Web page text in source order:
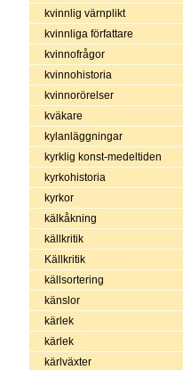
kvinnlig värnplikt
kvinnliga författare
kvinnofrågor
kvinnohistoria
kvinnorörelser
kväkare
kylanläggningar
kyrklig konst-medeltiden
kyrkohistoria
kyrkor
kälkåkning
källkritik
Källkritik
källsortering
känslor
kärlek
kärlek
kärlväxter